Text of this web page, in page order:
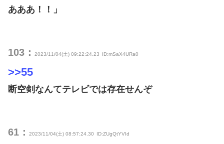
あああ！！」
103： 2023/11/04(土) 09:22:24.23 ID:mSaX4URa0
>>55
断空剣なんてテレビでは存在せんぞ
61： 2023/11/04(土) 08:57:24.30 ID:ZUgQtYVId